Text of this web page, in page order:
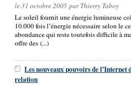
le 31 octobre 2005 par Thierry Taboy
Le soleil fournit une énergie lumineuse
10.000 fois l’énergie nécessaire selon le
abondance qui reste toutefois difficile à
offre des (...)
Les nouveaux pouvoirs de l’Internet
relation